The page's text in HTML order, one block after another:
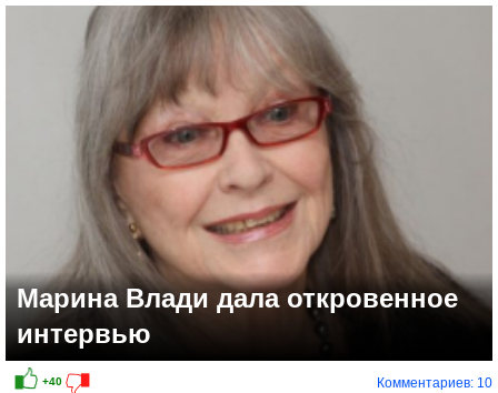
Марина Влади дала откровенное
интервью
Комментариев: 10